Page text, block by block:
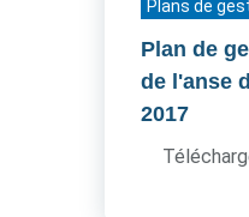
Plans de
Plan de
de l'anse
2017